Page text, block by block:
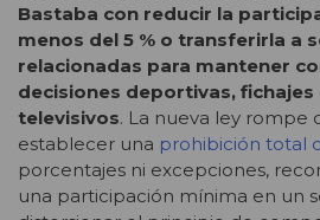
Bastaba con reducir la
menos del 5 % o transferirla a
relacionadas para mantener
decisiones deportivas, fichajes
televisivos. La nueva ley rompe
establecer una prohibición total
porcentajes ni excepciones,
una participación mínima en un